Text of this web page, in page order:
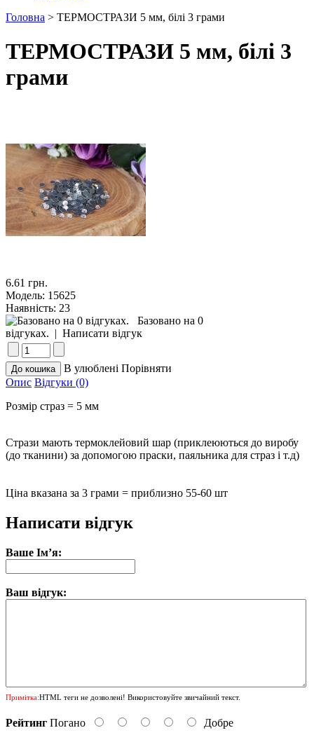
Головна > ТЕРМОСТРАЗИ 5 мм, білі 3 грами
ТЕРМОСТРАЗИ 5 мм, білі 3
грами
6.61 грн.
Модель: 15625
Наявність: 23
Базовано на 0
відгуках. | Написати відгук
В улюблені Порівняти
Опис Відгуки (0)
Розмір страз = 5 мм
Стрази мають термоклейовий шар (приклеюються до виробу
(до тканини) за допомогою праски, паяльника для страз і т.д)
Ціна вказана за 3 грами = приблизно 55-60 шт
Написати відгук
Ваше Ім’я:
Ваш відгук:
Примітка:HTML теги не дозволені! Використовуйте звичайний текст.
Рейтинг Погано Добре